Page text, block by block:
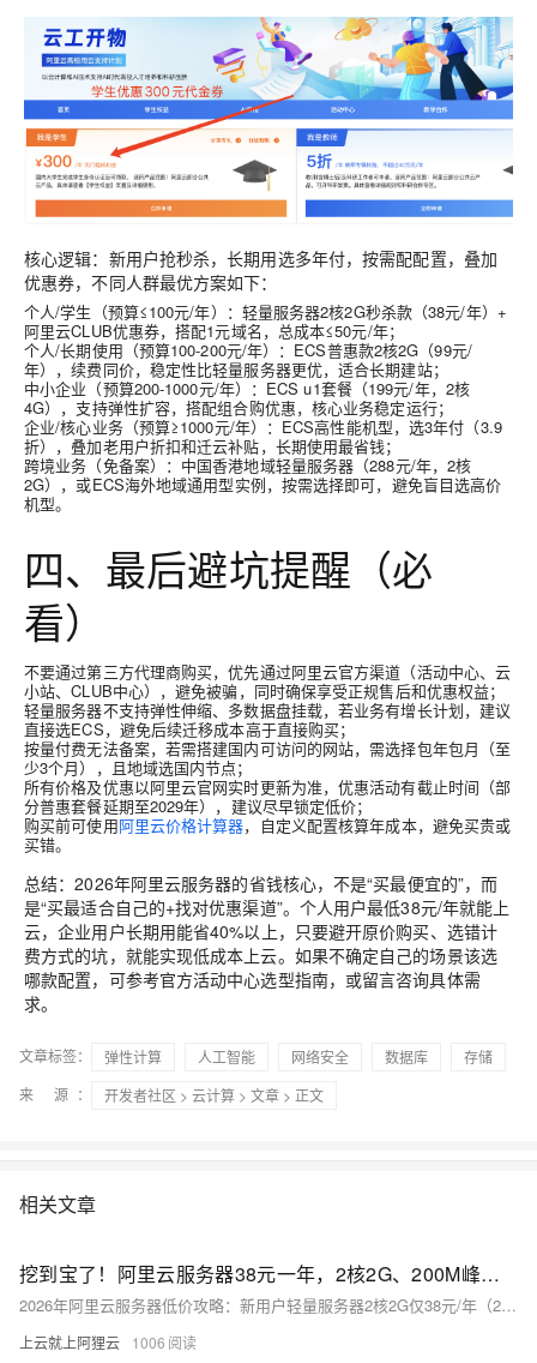
核心逻辑： 新用户抢秒杀，长期用选多年付，按需配配置，叠加
优惠券，不同人群最优方案如下：
个人/学生（预算≤100元/年）：轻量服务器2核2G秒杀款（38元/年）+
阿里云CLUB优惠券，搭配1元域名，总成本≤50元/年；
个人/长期使用（预算100-200元/年）：ECS普惠款2核2G（99元/
年），续费同价，稳定性比轻量服务器更优，适合长期建站；
中小企业（预算200-1000元/年）：ECS u1套餐（199元/年，2核
4G），支持弹性扩容，搭配组合购优惠，核心业务稳定运行；
企业/核心业务（预算≥1000元/年）：ECS高性能机型，选3年付（3.9
折），叠加老用户折扣和迁云补贴，长期使用最省钱；
跨境业务（免备案）：中国香港地域轻量服务器（288元/年，2核
2G），或ECS海外地域通用型实例，按需选择即可，避免盲目选高价
机型。
四、最后避坑提醒（必
看）
不要通过第三方代理商购买，优先通过阿里云官方渠道（活动中心、云
小站、CLUB中心），避免被骗，同时确保享受正规售后和优惠权益；
轻量服务器不支持弹性伸缩、多数据盘挂载，若业务有增长计划，建议
直接选ECS，避免后续迁移成本高于直接购买；
按量付费无法备案，若需搭建国内可访问的网站，需选择包年包月（至
少3个月），且地域选国内节点；
所有价格及优惠以阿里云官网实时更新为准，优惠活动有截止时间（部
分普惠套餐延期至2029年），建议尽早锁定低价；
购买前可使用阿里云价格计算器，自定义配置核算年成本，避免买贵或
买错。
总结：2026年阿里云服务器的省钱核心，不是“买最便宜的”，而
是“买最适合自己的+找对优惠渠道”。个人用户最低38元/年就能上
云，企业用户长期用能省40%以上，只要避开原价购买、选错计
费方式的坑，就能实现低成本上云。如果不确定自己的场景该选
哪款配置，可参考官方活动中心选型指南，或留言咨询具体需
求。
文章标签： 弹性计算 人工智能 网络安全 数据库
存储
来 源：
开发者社区 > 云计算 > 文章 > 正文
相关文章
挖到宝了！阿里云服务器38元一年，2核2G、200M峰值带宽、40G系统盘，不限流量超划算
2026年阿里云服务器低价攻略：新用户轻量服务器2核2G仅38元/年（200M带宽+40G SSD），ECS普惠款99元起；推荐多年付享3折、叠加秒杀/券/组合购，个人省80%、企业省40%+。避坑关键：勿原价购、慎选按量付费、按需配置。
上云就上阿狸云 1006